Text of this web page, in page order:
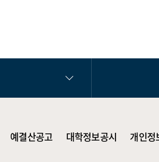
예결산공고 대학정보공시 개인정